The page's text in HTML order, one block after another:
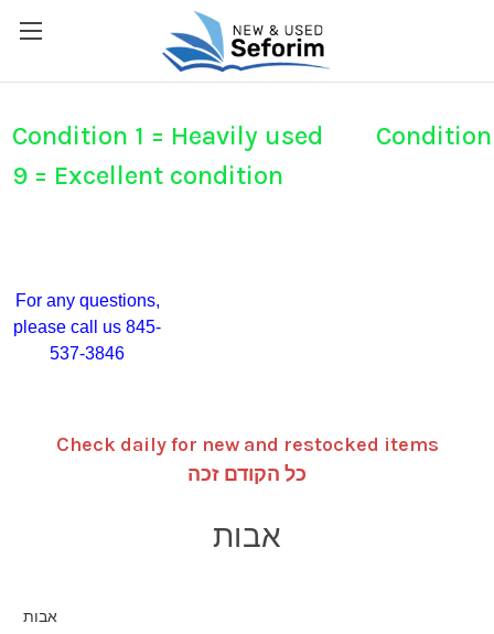
Condition 1 = Heavily used Condition
9 = Excellent condition
For any questions,
please call us 845-
537-3846
Check daily for new and restocked items
כל הקודם זכה
אבות
אבות